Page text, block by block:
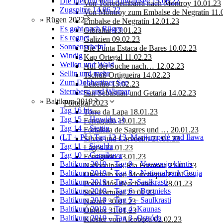
Zugspitze 14.06.22
» Rügen 2022
Es geht nach Rügen
Es regnet
Sonnenschein!
Windig
Wellen und Wald
Sellin und mehr
Zum Dobbertiner See
Sternberg und Wismar
» Baltikum 2019
Tag 16 bis…
Tag 15 – Howido ;-)
Tag 14 – Stettin
(LT + PL) Tag 12-13, Marijampolė und Iława
Tag 11 – Sigulda
Tag 10 – Carnikava
Baltikum 2019 – Tag 9 – Veczernju klintis
Baltikum 2019 – Tag 8 – Nationalpark Gauja
Baltikum 2019 – Tag 7 -Saulkrasti
Baltikum 2019 – Tag 6 – Burtnieks
Baltikum 2019 – Tag 5 – Saulkrasti
Baltikum 2019 – Tag 4 -Kaunas
Baltikum 2019 – Tag 3 -Ostróda
Von Torredembarra nach Montroy 10.01.23
Von Montroy zum Embalse de Negratín
Embalse de Negratín 12.01.23
Gibraltar 13.01.23
Galizien 09.02.23
Die Punta Estaca de Bares 10.02.23
Kap Ortegal 11.02.23
Auf der Suche nach… 12.02.23
Tschüß Ortigueira 14.02.23
Lekeitio 15.02.23
San Sebastian und Getaria 14.02.23
Portugal 2023
Torre da Lapa 18.01.23
Ferragudo 19.01.23
Fortaleza de Sagres und … 20.01.23
Silves und Carvoeiro 21.01.23
Lagos 22.01.23
Ferragudo 23.01.23
Nationalpark Ria Formosa 25.01.23
Oberhalb von Monchique 27.01.23
Porto Mós Beach und … 28.01.23
Süd-Portugal 29.01.23
Nazaré 30.01.23
Óbidos 31.01.23
Kloster von Alcobaça 02.02.23